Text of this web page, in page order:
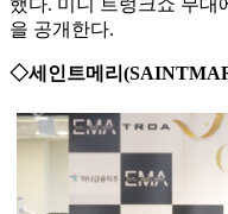
했다. 미니 트렁크쇼 무대
을 공개한다.
◇세인트메리